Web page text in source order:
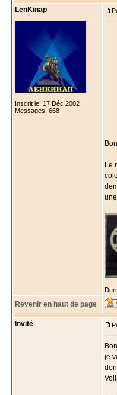
LenKinap
Inscrit le: 17 Déc 2002
Messages: 668
Le
Revenir en haut de page
Invité
je